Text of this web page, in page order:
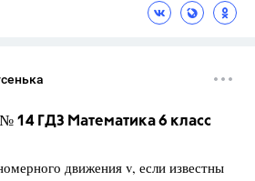
14 ГДЗ Математика 6 класс
движения v, если известны